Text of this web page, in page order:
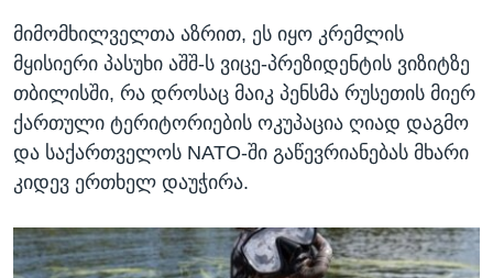
მიმომხილველთა აზრით, ეს იყო კრემლის
მყისიერი პასუხი აშშ-ს ვიცე-პრეზიდენტის ვიზიტზე
თბილისში, რა დროსაც მაიკ პენსმა რუსეთის მიერ
ქართული ტერიტორიების ოკუპაცია ღიად დაგმო
და საქართველოს NATO-ში გაწევრიანებას მხარი
კიდევ ერთხელ დაუჭირა.